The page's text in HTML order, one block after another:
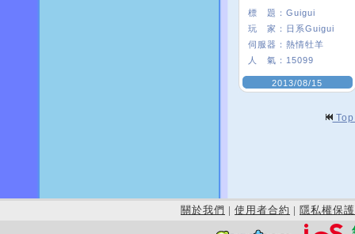
標 題： Guigui
玩 家： 日系Guigui
伺服器： 熱情牡羊
人 氣： 15099
2013/08/15
關於我們 | 使用者合約 | 隱私權保護